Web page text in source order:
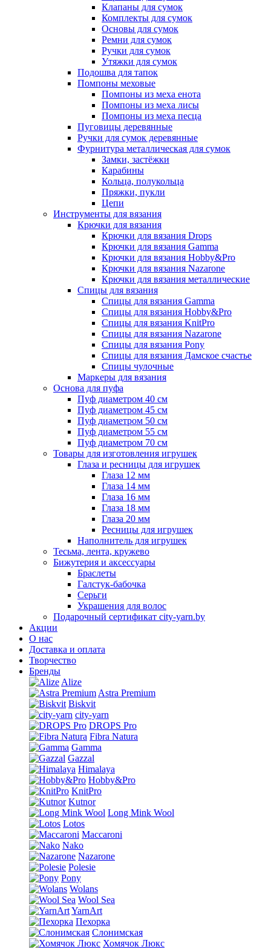
Клапаны для сумок
Комплекты для сумок
Основы для сумок
Ремни для сумок
Ручки для сумок
Утяжки для сумок
Подошва для тапок
Помпоны меховые
Помпоны из меха енота
Помпоны из меха лисы
Помпоны из меха песца
Пуговицы деревянные
Ручки для сумок деревянные
Фурнитура металлическая для сумок
Замки, застёжки
Карабины
Кольца, полукольца
Пряжки, пукли
Цепи
Инструменты для вязания
Крючки для вязания
Крючки для вязания Drops
Крючки для вязания Gamma
Крючки для вязания Hobby&Pro
Крючки для вязания Nazarone
Крючки для вязания металлические
Спицы для вязания
Спицы для вязания Gamma
Спицы для вязания Hobby&Pro
Спицы для вязания KnitPro
Спицы для вязания Nazarone
Спицы для вязания Pony
Спицы для вязания Дамское счастье
Спицы чулочные
Маркеры для вязания
Основа для пуфа
Пуф диаметром 40 см
Пуф диаметром 45 см
Пуф диаметром 50 см
Пуф диаметром 55 см
Пуф диаметром 70 см
Товары для изготовления игрушек
Глаза и ресницы для игрушек
Глаза 12 мм
Глаза 14 мм
Глаза 16 мм
Глаза 18 мм
Глаза 20 мм
Ресницы для игрушек
Наполнитель для игрушек
Тесьма, лента, кружево
Бижутерия и аксессуары
Браслеты
Галстук-бабочка
Серьги
Украшения для волос
Подарочный сертификат city-yarn.by
Акции
О нас
Доставка и оплата
Творчество
Бренды
Alize
Astra Premium
Biskvit
city-yarn
DROPS Pro
Fibra Natura
Gamma
Gazzal
Himalaya
Hobby&Pro
KnitPro
Kutnor
Long Mink Wool
Lotos
Maccaroni
Nako
Nazarone
Polesie
Pony
Wolans
Wool Sea
YarnArt
Пехорка
Слонимская
Хомячок Люкс